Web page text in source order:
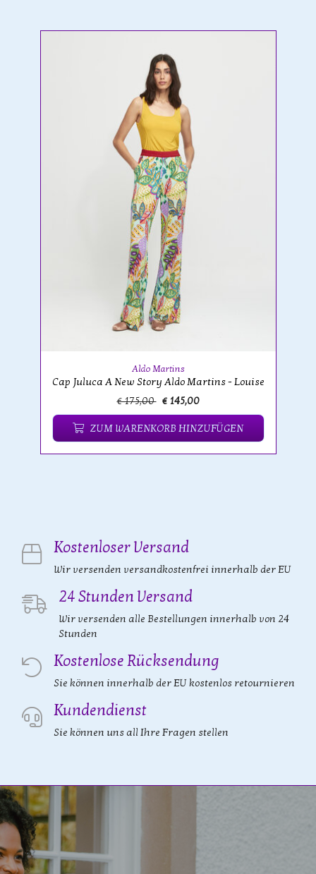
Aldo Martins
Cap Juluca A New Story Aldo Martins - Louise
€ 175,00 € 145,00
ZUM WARENKORB HINZUFÜGEN
Kostenloser Versand
Wir versenden versandkostenfrei innerhalb der EU
24 Stunden Versand
Wir versenden alle Bestellungen innerhalb von 24
Stunden
Kostenlose Rücksendung
Sie können innerhalb der EU kostenlos retournieren
Kundendienst
Sie können uns all Ihre Fragen stellen